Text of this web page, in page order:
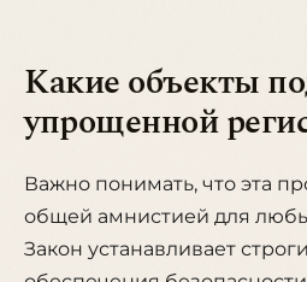
Какие объекты
упрощенной
Важно понимать, что эта
общей амнистией для
Закон устанавливает